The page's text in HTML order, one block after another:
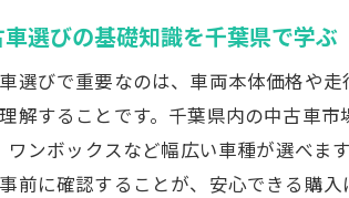
古車で注目したい年式と走行距離
すめタイプ別の選び方解説
い中古車を見つけるコツ紹介
や軽自動車の比較ポイント
きる中古車の見極め方
選びの基礎知識を千葉県で学ぶ
選びで重要なのは、車両本体価格や
解することです。千葉県内の中古車
ワンボックスなど幅広い車種が選べ
前に確認することが、安心できる購入